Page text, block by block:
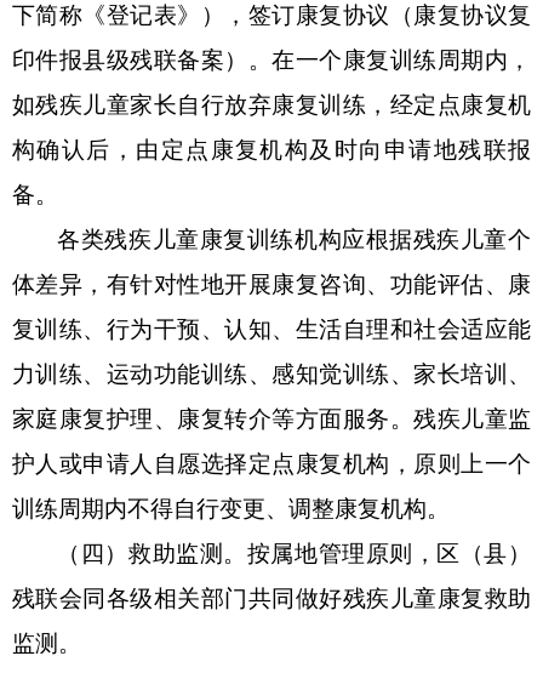
下简称《登记表》），签订康复协议（康复协议复
印件报县级残联备案）。在一个康复训练周期内，
如残疾儿童家长自行放弃康复训练，经定点康复机
构确认后，由定点康复机构及时向申请地残联报
备。
各类残疾儿童康复训练机构应根据残疾儿童个
体差异，有针对性地开展康复咨询、功能评估、康
复训练、行为干预、认知、生活自理和社会适应能
力训练、运动功能训练、感知觉训练、家长培训、
家庭康复护理、康复转介等方面服务。残疾儿童监
护人或申请人自愿选择定点康复机构，原则上一个
训练周期内不得自行变更、调整康复机构。
（四）救助监测。按属地管理原则， 区（县）
残联会同各级相关部门共同做好残疾儿童康复救助
监测。